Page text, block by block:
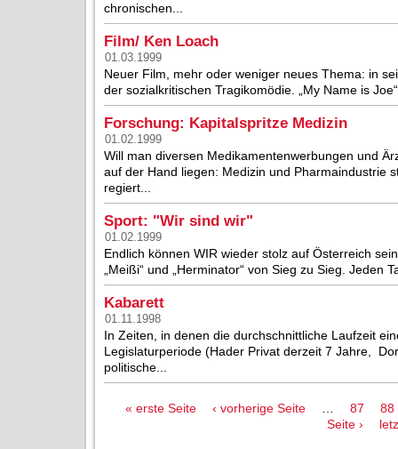
chronischen...
Film/ Ken Loach
01.03.1999
Neuer Film, mehr oder weniger neues Thema: in
der sozialkritischen Tragikomödie. „My Name is
Forschung: Kapitalspritze Medizin
01.02.1999
Will man diversen Medikamentenwerbungen und
auf der Hand liegen: Medizin und Pharmaindustrie
regiert...
Sport: "Wir sind wir"
01.02.1999
Endlich können WIR wieder stolz auf Österreich
„Meißi“ und „Herminator“ von Sieg zu Sieg.
Kabarett
01.11.1998
In Zeiten, in denen die durchschnittliche Laufzeit
Legislaturperiode (Hader Privat derzeit 7 Jahre,
politische...
Seiten
« erste Seite ‹ vorherige Seite 87
88
Seite ›